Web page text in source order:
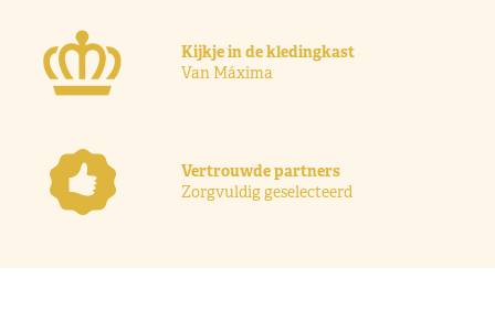
Kijkje in de kledingkast
Van Máxima
Vertrouwde partners
Zorgvuldig geselecteerd